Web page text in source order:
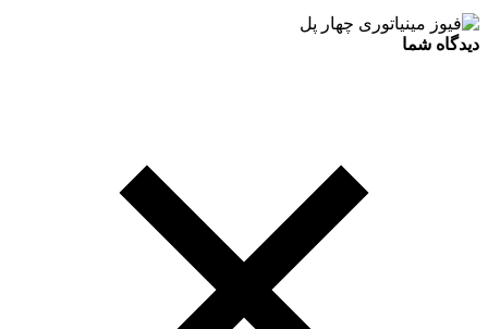
دیدگاه شما